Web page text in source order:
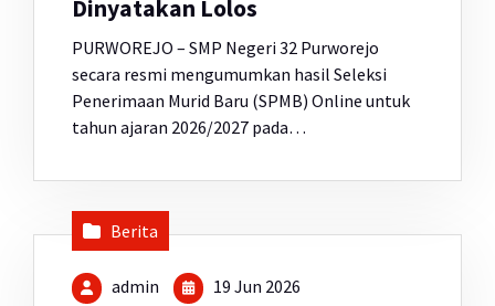
Dinyatakan Lolos
PURWOREJO – SMP Negeri 32 Purworejo
secara resmi mengumumkan hasil Seleksi
Penerimaan Murid Baru (SPMB) Online untuk
tahun ajaran 2026/2027 pada…
Berita
admin 19 Jun 2026